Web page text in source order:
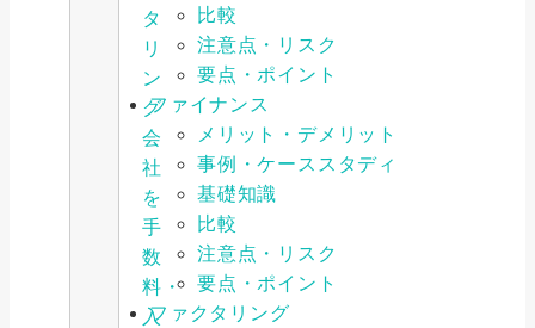
タ
リ
ン
グ
会
社
を
手
数
料・
入
比較
注意点・リスク
要点・ポイント
ファイナンス
メリット・デメリット
事例・ケーススタディ
基礎知識
比較
注意点・リスク
要点・ポイント
ファクタリング